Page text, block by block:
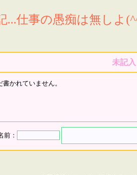
...仕事の愚痴は無しよ
未記入
かれていません。
前：